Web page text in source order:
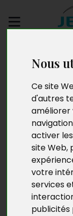
Nous
Ce site
d'autres
améliorer
activer
site Web,
votre
services
publicités